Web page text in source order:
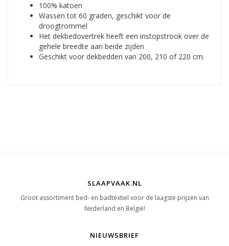
100% katoen
Wassen tot 60 graden, geschikt voor de
droogtrommel
Het dekbedovertrek heeft een instopstrook over de
gehele breedte aan beide zijden
Geschikt voor dekbedden van 200, 210 of 220 cm.
SLAAPVAAK.NL
Groot assortiment bed- en badtextiel voor de laagste prijzen van
Nederland en België!
NIEUWSBRIEF